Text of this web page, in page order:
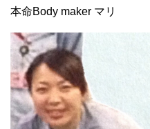
本命Body maker マリ